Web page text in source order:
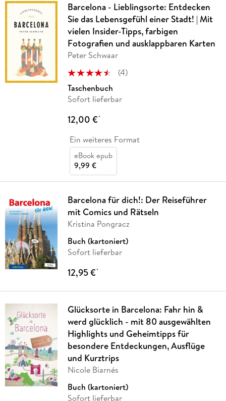
Barcelona - Lieblingsorte: Entdecken
Sie das Lebensgefühl einer Stadt! | Mit
vielen Insider-Tipps, farbigen
Fotografien und ausklappbaren Karten
Peter Schwaar
(4)
Taschenbuch
Sofort lieferbar
12,00 €*
Ein weiteres Format
eBook epub
9,99 €
Barcelona für dich!: Der Reiseführer
mit Comics und Rätseln
Kristina Pongracz
Buch (kartoniert)
Sofort lieferbar
12,95 €*
Glücksorte in Barcelona: Fahr hin &
werd glücklich - mit 80 ausgewählten
Highlights und Geheimtipps für
besondere Entdeckungen, Ausflüge
und Kurztrips
Nicole Biarnés
Buch (kartoniert)
Sofort lieferbar